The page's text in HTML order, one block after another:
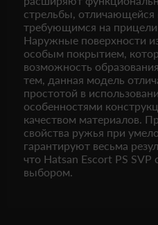
стрельбы,
требующимся на
Наружные поверхности
особым покрытием,
возможность
тем, данная модель
простотой в
особенностями
качеством материалов.
свойства ружья при
гарантируют весьма
что Hatsan Escort PS SVP
выбором.